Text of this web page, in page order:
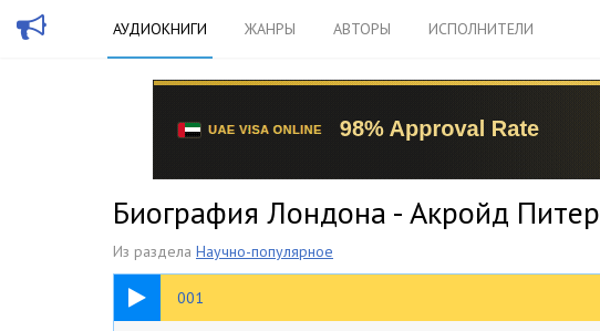
АУДИОКНИГИ ЖАНРЫ АВТОРЫ ИСПОЛНИТЕЛИ
Биография Лондона - Акройд Питер
Из раздела Научно-популярное
001
22:27